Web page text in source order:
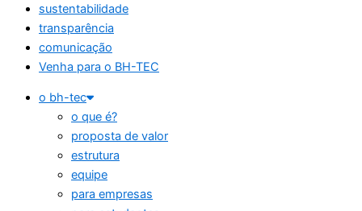
sustentabilidade
transparência
comunicação
Venha para o BH-TEC
o bh-tec
o que é?
proposta de valor
estrutura
equipe
para empresas